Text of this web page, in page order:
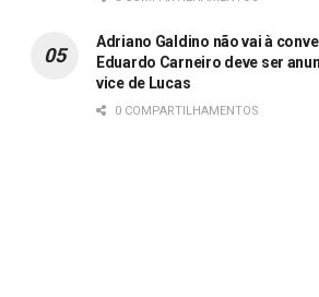
Adriano Galdino não vai à
Eduardo Carneiro deve ser
vice de Lucas
0 COMPARTILHAMENTOS